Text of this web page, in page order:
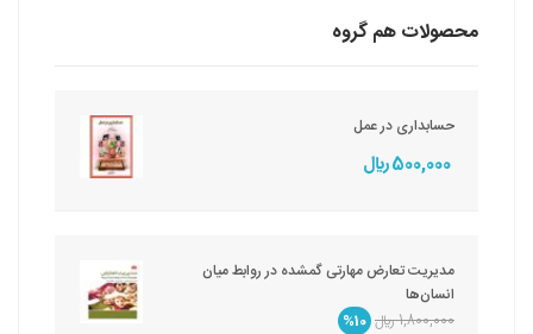
محصولات هم گروه
حسابداری در عمل
500,000 ريال
مدیریت تعارض مهارتی گمشده در روابط میان
انسان‌ها
1,800,000 ريال
%10